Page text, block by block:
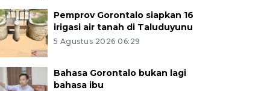
Pemprov Gorontalo siapkan 16
irigasi air tanah di Taluduyunu
5 Agustus 2026 06:29
Bahasa Gorontalo bukan lagi
bahasa ibu